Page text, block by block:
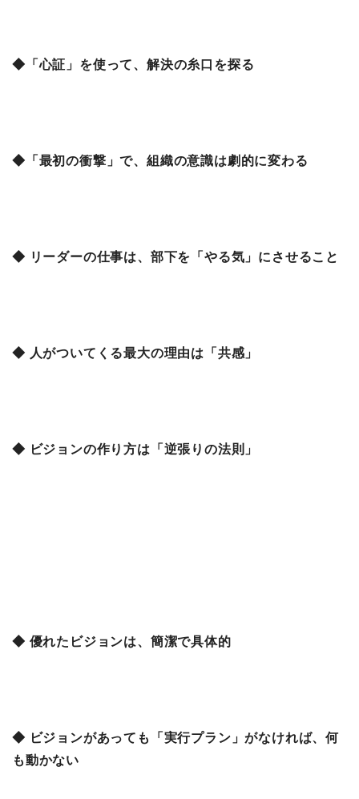
◆「心証」を使って、解決の糸口を探る
◆「最初の衝撃」で、組織の意識は劇的に変わる
◆ リーダーの仕事は、部下を「やる気」にさせること
◆ 人がついてくる最大の理由は「共感」
◆ ビジョンの作り方は「逆張りの法則」
◆ 優れたビジョンは、簡潔で具体的
◆ ビジョンがあっても「実行プラン」がなければ、何
も動かない